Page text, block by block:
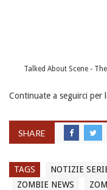
Talked About Scene -
Continuate a seguirci per
SHARE
TAGS NOTIZIE
ZOMBIE NEWS